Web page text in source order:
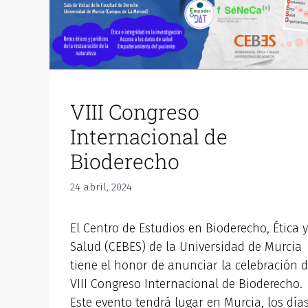
VIII Congreso
Internacional de
Bioderecho
24 abril, 2024
El Centro de Estudios en Bioderecho, Ética y
Salud (CEBES) de la Universidad de Murcia
tiene el honor de anunciar la celebración
VIII Congreso Internacional de Bioderecho.
Este evento tendrá lugar en Murcia, los